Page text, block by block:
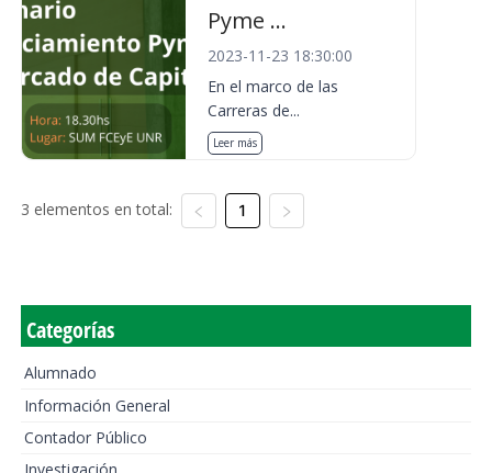
Pyme ...
2023-11-23 18:30:00
En el marco de las
Carreras de...
Leer más
3 elementos en total: 1
Categorías
Alumnado
Información General
Contador Público